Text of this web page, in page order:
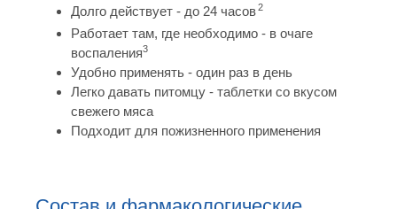
Долго действует - до 24 часов2
Работает там, где необходимо - в очаге
воспаления3
Удобно применять - один раз в день
Легко давать питомцу - таблетки со вкусом
свежего мяса
Подходит для пожизненного применения